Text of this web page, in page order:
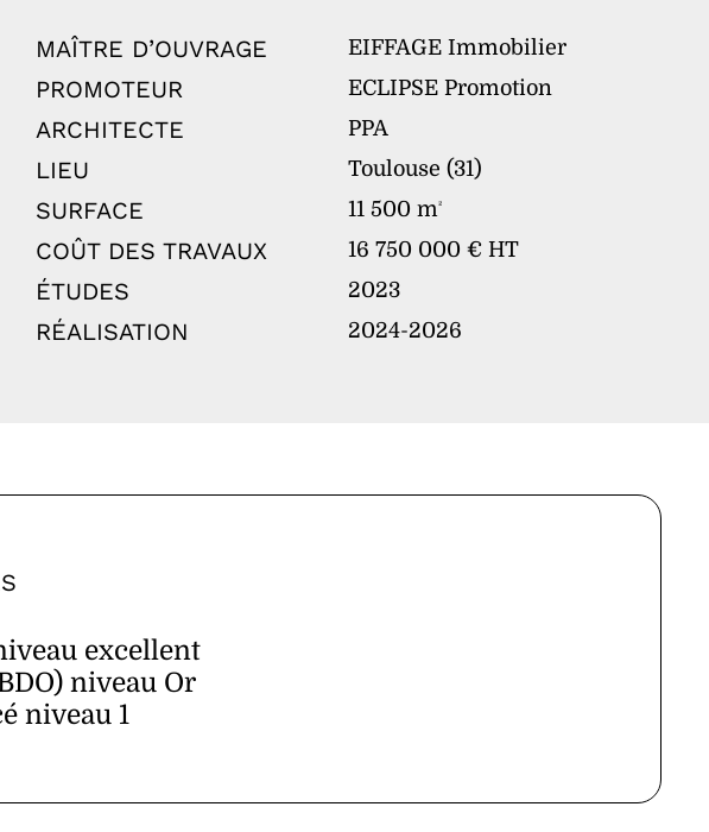
MAÎTRE D’OUVRAGE EIFFAGE Immobilier
PROMOTEUR ECLIPSE Promotion
ARCHITECTE PPA
LIEU Toulouse (31)
SURFACE 11 500 m²
COÛT DES TRAVAUX 16 750 000 € HT
ÉTUDES 2023
RÉALISATION 2024-2026
excellent
niveau Or
niveau 1